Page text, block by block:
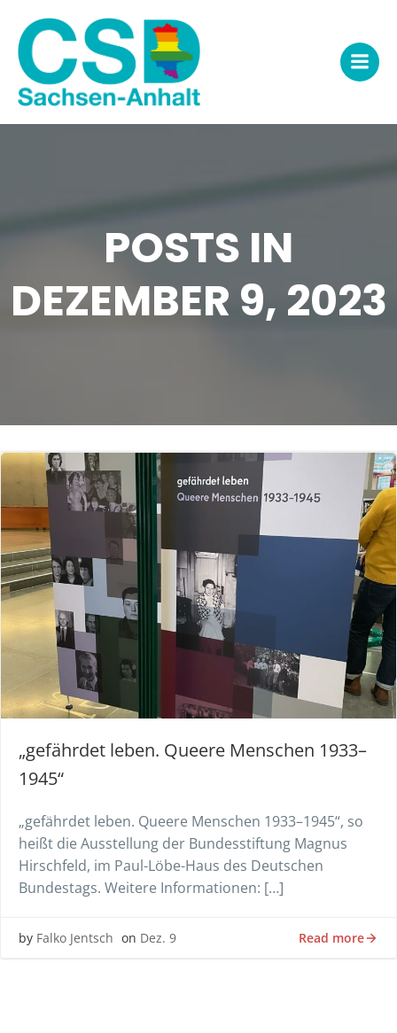
springen
POSTS IN
DEZEMBER 9, 2023
„gefährdet leben. Queere Menschen 1933–
1945“
„gefährdet leben. Queere Menschen 1933–1945“, so
heißt die Ausstellung der Bundesstiftung Magnus
Hirschfeld, im Paul-Löbe-Haus des Deutschen
Bundestags. Weitere Informationen: […]
by Falko Jentsch on Dez. 9 Read more